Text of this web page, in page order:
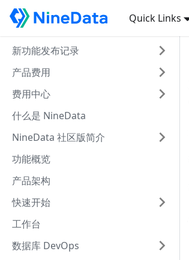
Quick Links
新功能发布记录
产品费用
费用中心
什么是 NineData
NineData 社区版简介
功能概览
产品架构
快速开始
工作台
数据库 DevOps